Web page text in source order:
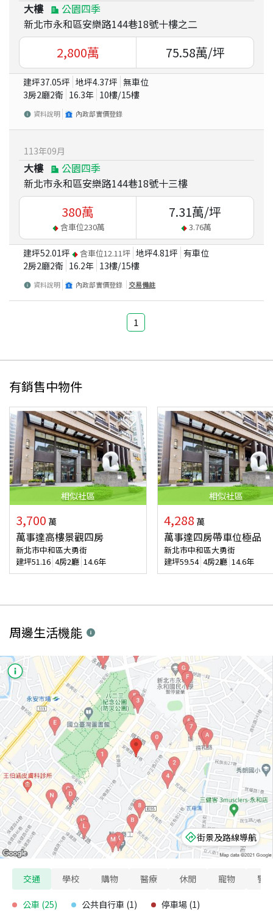
大樓
公園四季
新北市永和區安樂路144巷18號十樓之二
2,800萬 75.58萬/坪
建坪37.05坪 地坪4.37坪 無車位
3房2廳2衛 16.3年 10樓/15樓
資料說明 內政部實價登錄
113年09月
大樓
公園四季
新北市永和區安樂路144巷18號十三樓
380萬
含車位230萬
7.31萬/坪
3.76萬
建坪52.01坪 含車位12.11坪 地坪4.81坪 有車位
2房2廳2衛 16.2年 13樓/15樓
資料說明 內政部實價登錄 交易備註
1
有銷售中物件
相似社區
3,700 萬
萬事達高樓景觀四房
新北市中和區大勇街
建坪51.16 4房2廳 14.6年
相似社區
4,288 萬
萬事達四房帶車位極品
新北市中和區大勇街
建坪59.54 4房2廳 14.6年
周邊生活機能
街景及路線導航
交通 學校 購物 醫療 休閒 寵物 警
公車 (25) 公共自行車 (1) 停車場 (1)